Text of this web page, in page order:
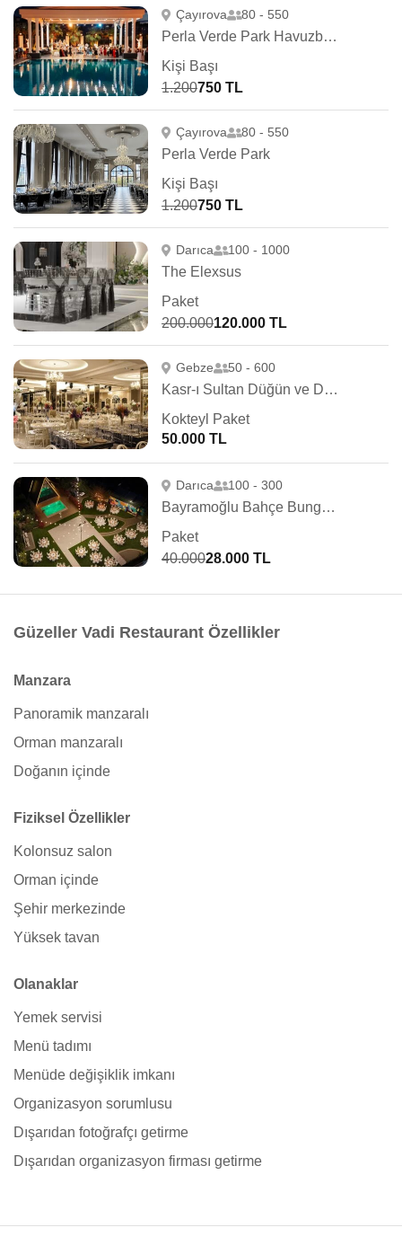
Çayırova 80 - 550
Perla Verde Park Havuzbaşı
Kişi Başı
1.200750 TL
Çayırova 80 - 550
Perla Verde Park
Kişi Başı
1.200750 TL
Darıca 100 - 1000
The Elexsus
Paket
200.000120.000 TL
Gebze 50 - 600
Kasr-ı Sultan Düğün ve Davet Salonu
Kokteyl Paket
50.000 TL
Darıca 100 - 300
Bayramoğlu Bahçe Bungalov
Paket
40.00028.000 TL
Güzeller Vadi Restaurant Özellikler
Manzara
Panoramik manzaralı
Orman manzaralı
Doğanın içinde
Fiziksel Özellikler
Kolonsuz salon
Orman içinde
Şehir merkezinde
Yüksek tavan
Olanaklar
Yemek servisi
Menü tadımı
Menüde değişiklik imkanı
Organizasyon sorumlusu
Dışarıdan fotoğrafçı getirme
Dışarıdan organizasyon firması getirme